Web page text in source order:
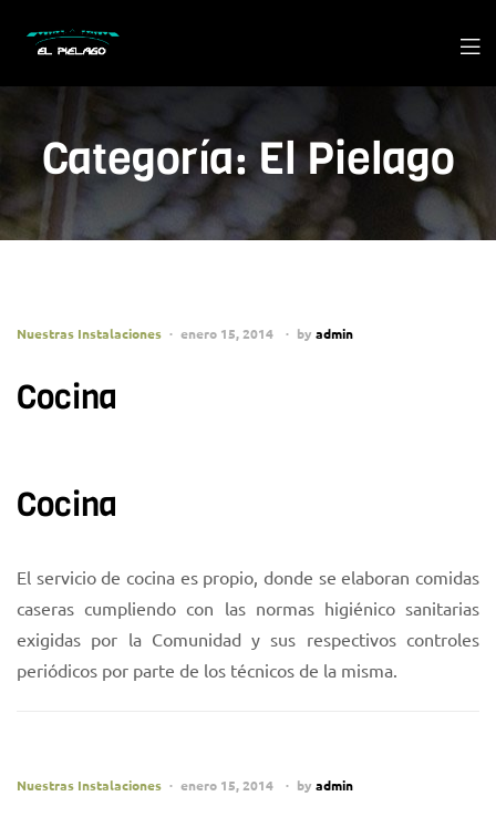
Categoría:El Pielago
Nuestras Instalaciones enero 15, 2014 by admin
Cocina
Cocina
El servicio de cocina es propio, donde se elaboran comidas
caseras cumpliendo con las normas higiénico sanitarias
exigidas por la Comunidad y sus respectivos controles
periódicos por parte de los técnicos de la misma.
Nuestras Instalaciones enero 15, 2014 by admin